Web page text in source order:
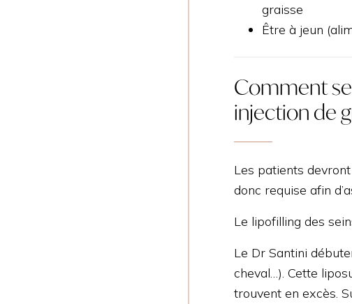
graisse
Être à jeun
Comment
injection de
Les patients
donc requise afin
Le lipofilling des
Le Dr Santini
cheval…). Cette
trouvent en excès.